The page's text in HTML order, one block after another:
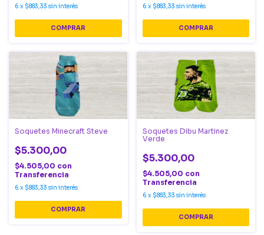
6 x $883,33 sin interés 6 x $883,33 sin interés
Soquetes Minecraft Steve
$5.300,00
$4.505,00 con
Transferencia
6 x $883,33 sin interés
Soquetes Dibu Martinez
Verde
$5.300,00
$4.505,00 con
Transferencia
6 x $883,33 sin interés